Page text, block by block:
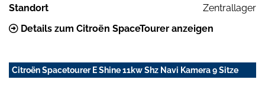
Standort
Zentrallager
Details zum Citroën SpaceTourer anzeigen
Citroën Spacetourer E Shine 11kw Shz Navi Kamera 9 Sitze